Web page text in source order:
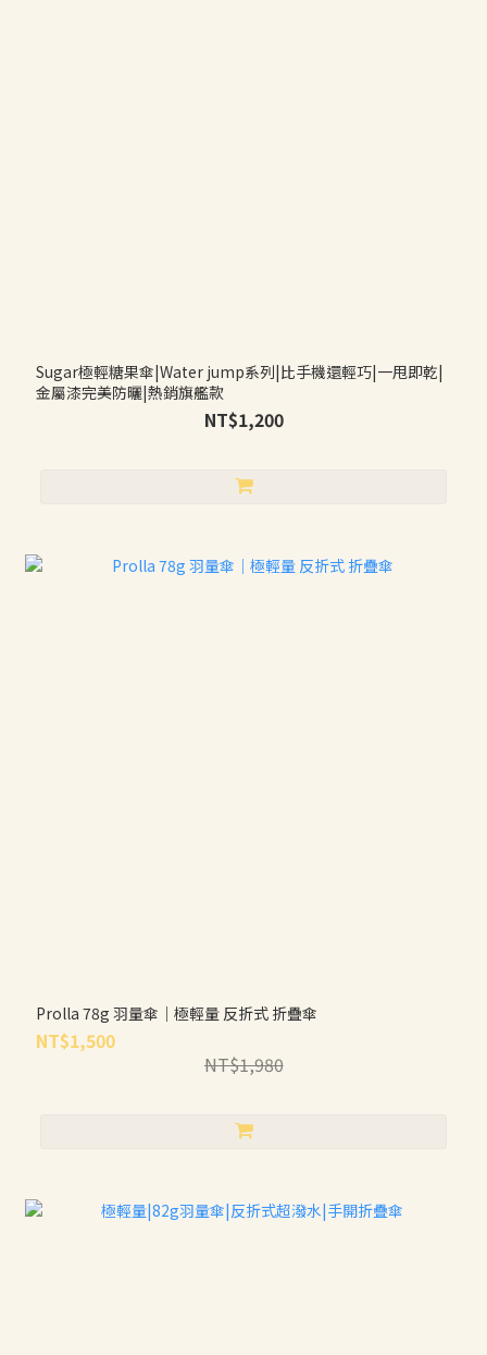
Sugar極輕糖果傘|Water jump系列|比手機還輕巧|一甩即乾|
金屬漆完美防曬|熱銷旗艦款
NT$1,200
Prolla 78g 羽量傘｜極輕量 反折式 折疊傘
NT$1,500
NT$1,980